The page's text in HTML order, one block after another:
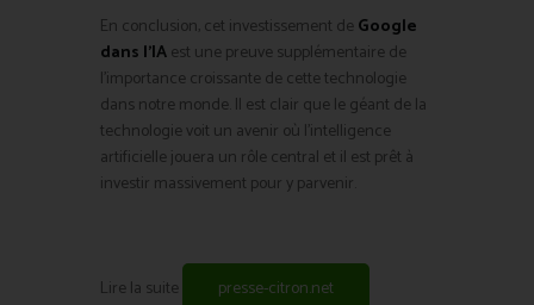
En conclusion, cet investissement de Google
dans l’IAest une preuve supplémentaire de
l’importance croissante de cette technologie
dans notre monde. Il est clair que le géant de la
technologie voit un avenir où l’intelligence
artificielle jouera un rôle central et il est prêt à
investir massivement pour y parvenir.
Lire la suite presse-citron.net